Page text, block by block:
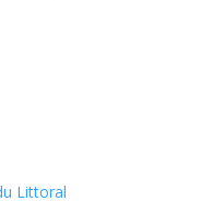
Littoral